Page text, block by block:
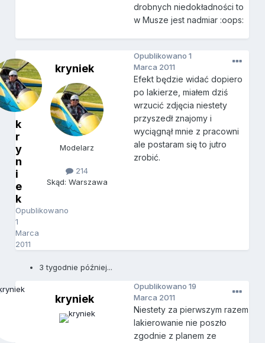
drobnych niedokładności to
w Musze jest nadmiar :oops:
k
r
y
n
i
e
k
Opublikowano
1
Marca
2011
kryniek
Modelarz
214
Skąd: Warszawa
Opublikowano1
Marca 2011
Efekt będzie widać dopiero
po lakierze, miałem dziś
wrzucić zdjęcia niestety
przyszedł znajomy i
wyciągnął mnie z pracowni
ale postaram się to jutro
zrobić.
3 tygodnie później...
kryniek
Opublikowano19
Marca 2011
Niestety za pierwszym razem
lakierowanie nie poszło
zgodnie z planem ze